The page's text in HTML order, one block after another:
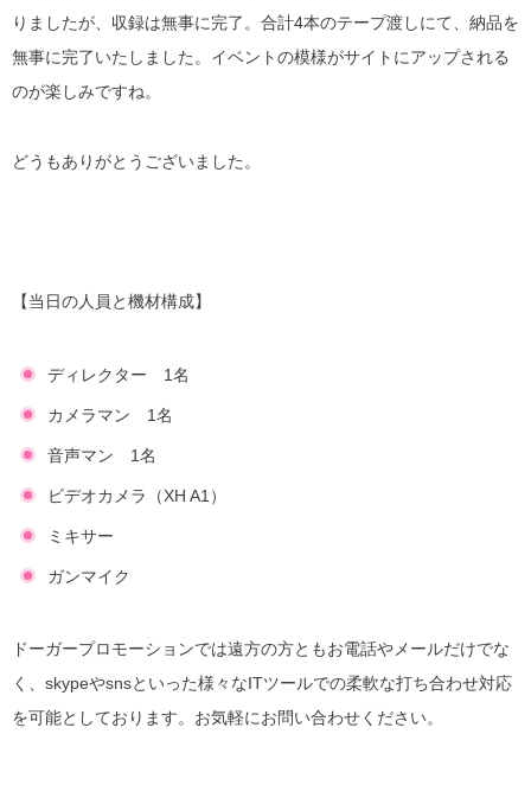
りましたが、収録は無事に完了。合計4本のテープ渡しにて、納品を
無事に完了いたしました。イベントの模様がサイトにアップされる
のが楽しみですね。
どうもありがとうございました。
【当日の人員と機材構成】
ディレクター 1名
カメラマン 1名
音声マン 1名
ビデオカメラ（XH A1）
ミキサー
ガンマイク
ドーガープロモーションでは遠方の方ともお電話やメールだけでな
く、skypeやsnsといった様々なITツールでの柔軟な打ち合わせ対応
を可能としております。お気軽にお問い合わせください。